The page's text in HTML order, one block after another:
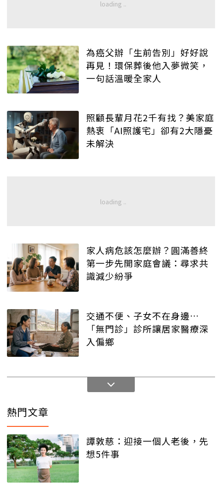
為癌父辦「生前告別」好好說
再見！環保葬後他入夢微笑，
一句話溫暖全家人
照顧長輩月花2千有找？美家庭
熱衷「AI照護宅」卻有2大隱憂
未解決
家人病危該怎麼辦？圓滿善終
第一步先開家庭會議：尋求共
識減少紛爭
交通不便、子女不在身邊…
「無門診」診所讓居家醫療深
入偏鄉
熱門文章
譚敦慈：迎接一個人老後，先
想5件事